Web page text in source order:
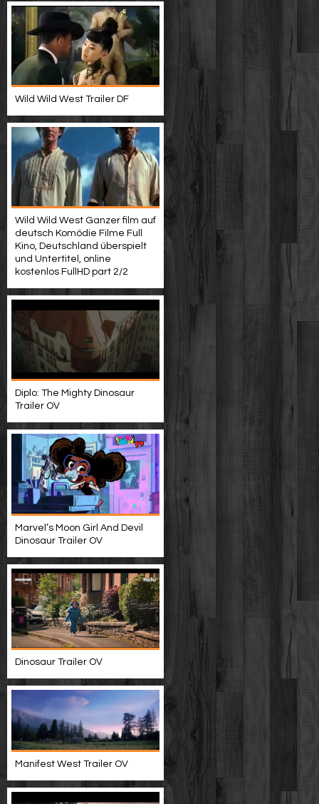
Wild Wild West Trailer DF
Wild Wild West Ganzer film auf
deutsch Komödie Filme Full
Kino, Deutschland überspielt
und Untertitel, online
kostenlos FullHD part 2/2
Diplo: The Mighty Dinosaur
Trailer OV
Marvel’s Moon Girl And Devil
Dinosaur Trailer OV
Dinosaur Trailer OV
Manifest West Trailer OV